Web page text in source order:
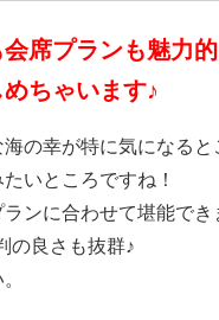
席プランも魅力的
ちゃいます♪
の幸が特に気になると
いところですね！
ンに合わせて堪能でき
の良さも抜群♪